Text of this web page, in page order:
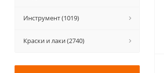
Инструмент (1019)
Краски и лаки (2740)